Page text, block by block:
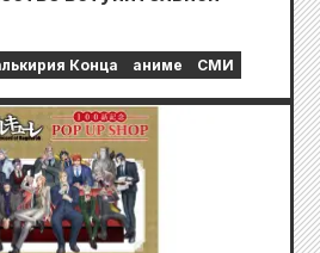
Конца аниме СМИ